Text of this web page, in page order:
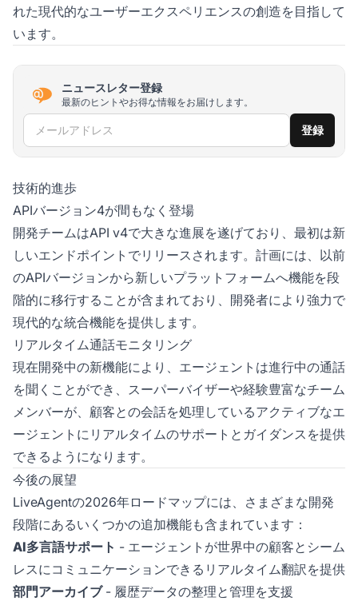
れた現代的なユーザーエクスペリエンスの創造を目指して
います。
ニュースレター登録
最新のヒントやお得な情報をお届けします。
メールアドレス 登録
技術的進歩
APIバージョン4が間もなく登場
開発チームはAPI v4で大きな進展を遂げており、最初は新
しいエンドポイントでリリースされます。計画には、以前
のAPIバージョンから新しいプラットフォームへ機能を段
階的に移行することが含まれており、開発者により強力で
現代的な統合機能を提供します。
リアルタイム通話モニタリング
現在開発中の新機能により、エージェントは進行中の通話
を聞くことができ、スーパーバイザーや経験豊富なチーム
メンバーが、顧客との会話を処理しているアクティブなエ
ージェントにリアルタイムのサポートとガイダンスを提供
できるようになります。
今後の展望
LiveAgentの2026年ロードマップには、さまざまな開発
段階にあるいくつかの追加機能も含まれています：
AI多言語サポート - エージェントが世界中の顧客とシーム
レスにコミュニケーションできるリアルタイム翻訳を提供
部門アーカイブ- 履歴データの整理と管理を支援